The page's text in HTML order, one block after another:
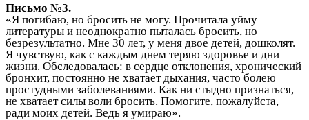
Письмо №3.
«Я погибаю, но бросить не могу. Прочитала уйму
литературы и неоднократно пыталась бросить, но
безрезультатно. Мне 30 лет, у меня двое детей, дошколят.
Я чувствую, как с каждым днем теряю здоровье и дни
жизни. Обследовалась: в сердце отклонения, хронический
бронхит, постоянно не хватает дыхания, часто болею
простудными заболеваниями. Как ни стыдно признаться,
не хватает силы воли бросить. Помогите, пожалуйста,
ради моих детей. Ведь я умираю».